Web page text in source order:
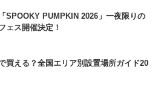
SPOOKY PUMPKIN 2026」一夜限りの
ェス開催決定！
買える？全国エリア別設置場所ガイド20